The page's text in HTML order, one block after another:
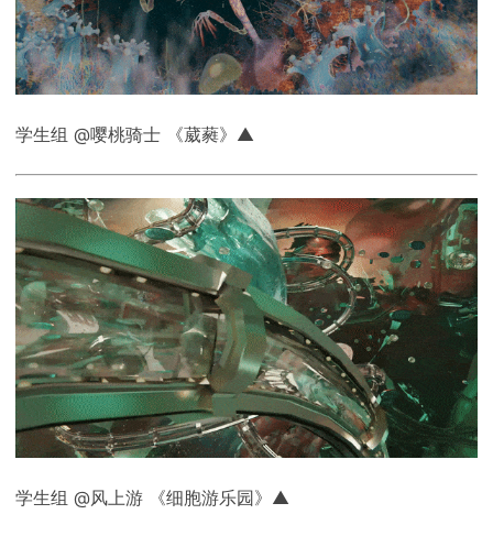
学生组 @嘤桃骑士 《葳蕤》▲
学生组 @风上游 《细胞游乐园》▲